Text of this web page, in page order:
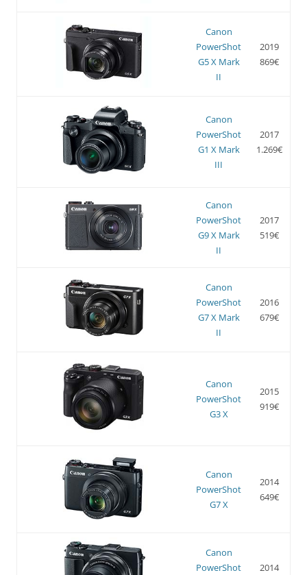
Canon
PowerShot
G5 X Mark
II
2019
869€
Canon
PowerShot
G1 X Mark
III
2017
1.269€
Canon
PowerShot
G9 X Mark
II
2017
519€
Canon
PowerShot
G7 X Mark
II
2016
679€
Canon
PowerShot
G3 X
2015
919€
Canon
PowerShot
G7 X
2014
649€
Canon
PowerShot
2014